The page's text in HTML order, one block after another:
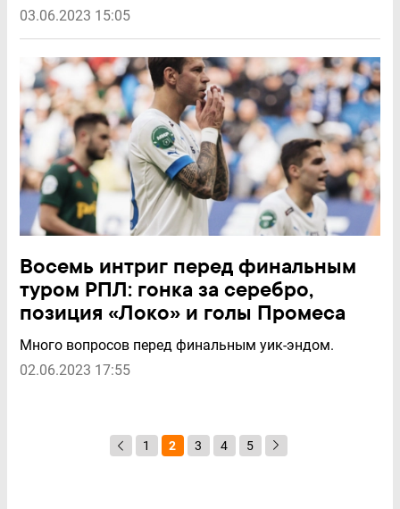
03.06.2023 15:05
Восемь интриг перед финальным
туром РПЛ: гонка за серебро,
позиция «Локо» и голы Промеса
Много вопросов перед финальным уик-эндом.
02.06.2023 17:55
1 2 3 4 5